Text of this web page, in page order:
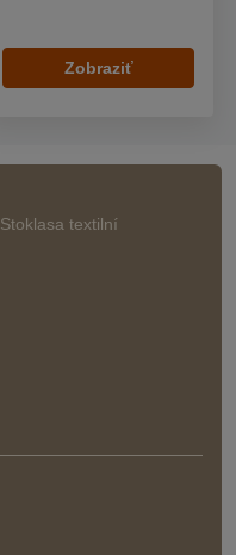
Zobraziť
Stoklasa textilní